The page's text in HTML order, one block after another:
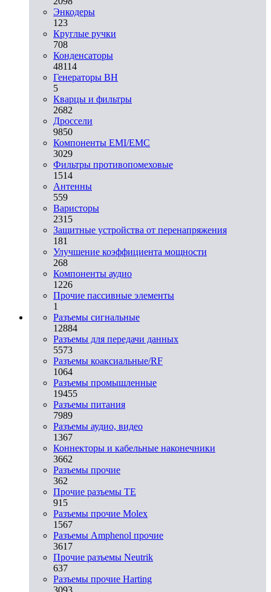
Энкодеры
123
Круглые ручки
708
Конденсаторы
48114
Генераторы ВН
5
Кварцы и фильтры
2682
Дроссели
9850
Компоненты EMI/EMC
3029
Фильтры противопомеховые
1514
Антенны
559
Варисторы
2315
Защитные устройства от перенапряжения
181
Улучшение коэффициента мощности
268
Компоненты аудио
1226
Прочие пассивные элементы
1
Разъeмы сигнальные
12884
Разъeмы для передачи данных
5573
Разъeмы коаксиальные/RF
1064
Разъeмы промышленные
19455
Разъeмы питания
7989
Разъeмы аудио, видео
1367
Коннекторы и кабельные наконечники
3662
Разъeмы прочие
362
Прочие разъемы TE
915
Разъемы прочие Molex
1567
Разъемы Amphenol прочие
3617
Прочие разъемы Neutrik
637
Разъемы прочие Harting
3093